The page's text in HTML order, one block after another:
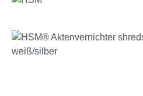
Bildergalerie überspringen